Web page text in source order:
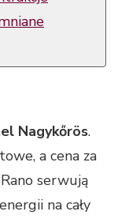
Nagykőrös.
a cena za
serwują
na cały